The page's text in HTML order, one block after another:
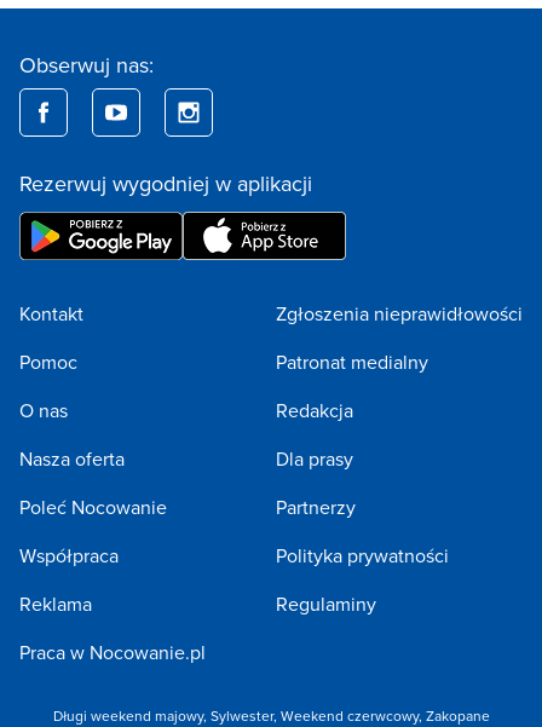
Obserwuj nas:
Rezerwuj wygodniej w aplikacji
Kontakt
Pomoc
O nas
Nasza oferta
Poleć Nocowanie
Współpraca
Reklama
Praca w Nocowanie.pl
Zgłoszenia nieprawidłowości
Patronat medialny
Redakcja
Dla prasy
Partnerzy
Polityka prywatności
Regulaminy
Długi weekend majowy, Sylwester, Weekend czerwcowy, Zakopane